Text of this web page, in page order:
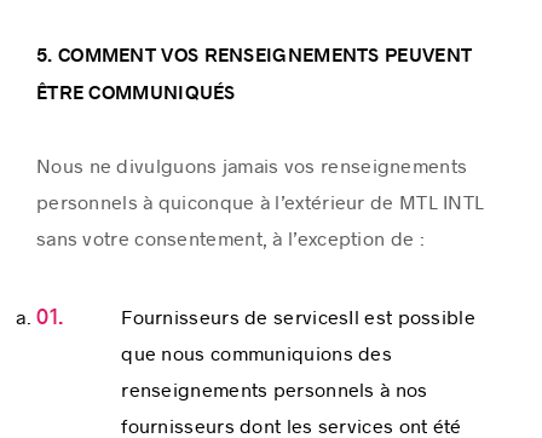
5. COMMENT VOS RENSEIGNEMENTS PEUVENT
ÊTRE COMMUNIQUÉS
Nous ne divulguons jamais vos renseignements
personnels à quiconque à l’extérieur de MTL INTL
sans votre consentement, à l’exception de :
Fournisseurs de servicesIl est possible
que nous communiquions des
renseignements personnels à nos
fournisseurs dont les services ont été